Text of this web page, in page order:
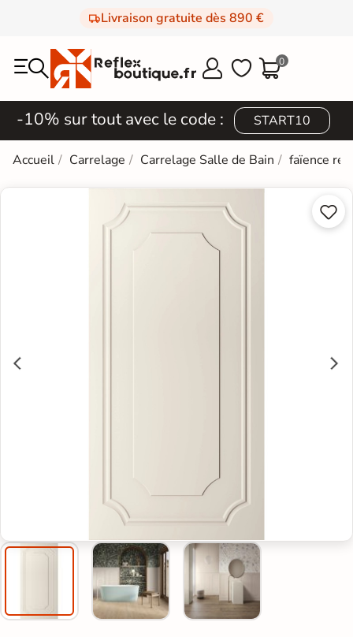
Livraison gratuite dès 890 €
  0
-10% sur tout avec le code : START10
Accueil Carrelage Carrelage Salle de Bain faïence

